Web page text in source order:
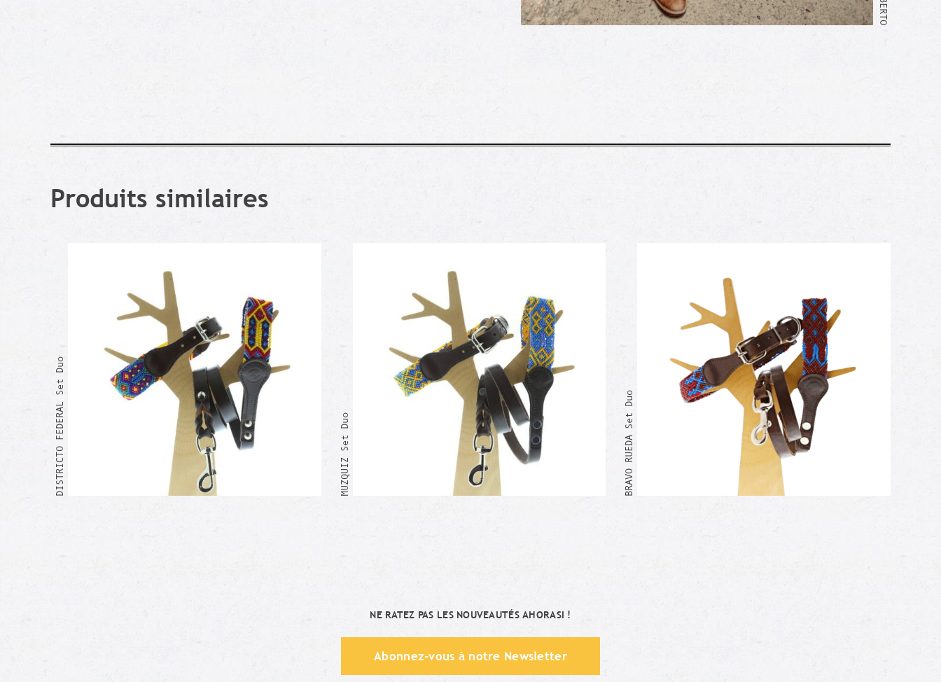
Produits similaires
DISTRICTO FEDERAL Set Duo MUZQUIZ Set Duo BRAVO RUEDA Set Duo
NE RATEZ PAS LES NOUVEAUTÉS AHORASI !
Abonnez-vous à notre Newsletter